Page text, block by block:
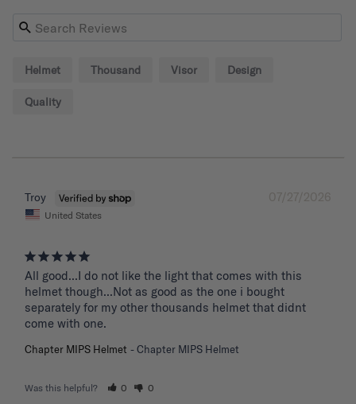
Helmet Thousand Visor Design
Quality
07/27/2026
Troy
United States
All good...I do not like the light that comes with this
helmet though...Not as good as the one i bought
separately for my other thousands helmet that didnt
come with one.
Chapter MIPS Helmet Chapter MIPS Helmet
Was this helpful? 0 0